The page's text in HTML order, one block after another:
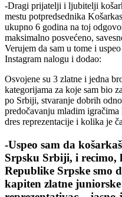
-Dragi prijatelji i ljubitelji
mestu potpredsednika
ukupno 6 godina na toj
maksimalno posvećeno,
Verujem da sam u tome i
Instagram nalogu i dodao:
Osvojene su 3 zlatne i jedna
kategorijama za koje sam bio
po Srbiji, stvaranje dobrih
predočavanju mladim
dres reprezentacije i kolika je
-Uspeo sam da
Srpsku Srbiji, i recimo,
Republike Srpske smo
kapiten zlatne